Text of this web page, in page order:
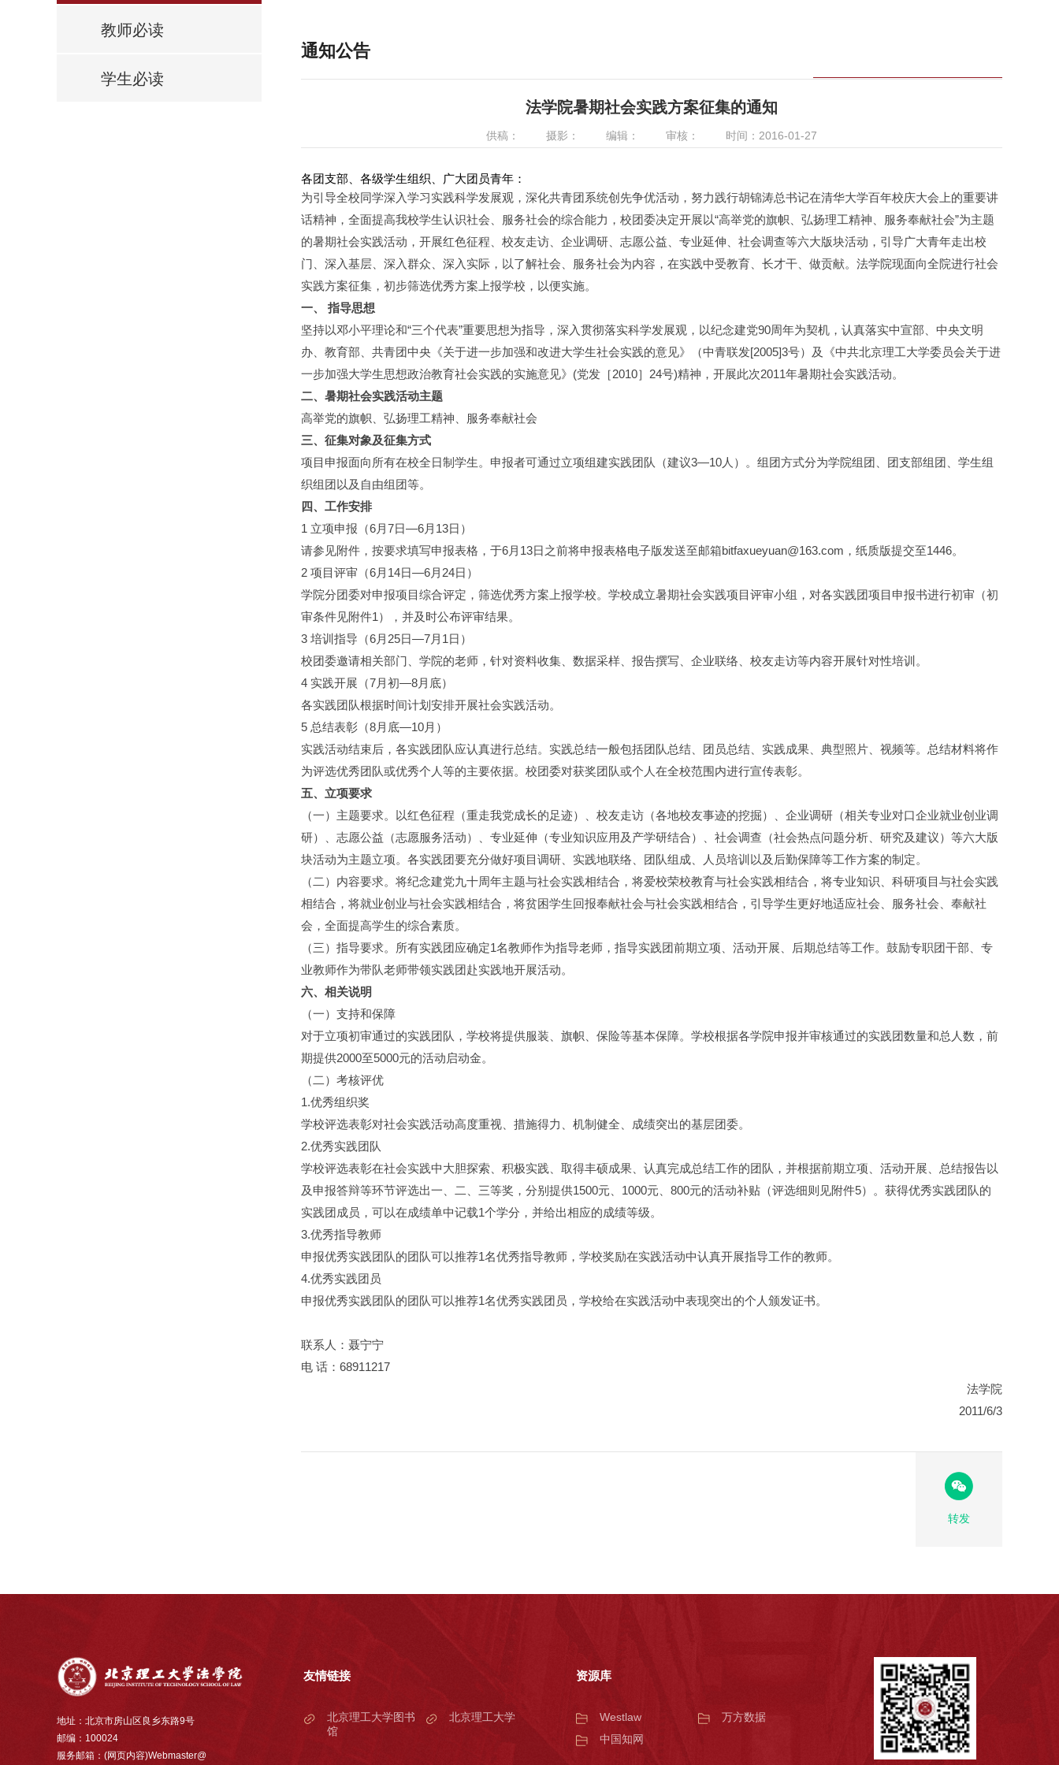
教师必读
学生必读
通知公告
法学院暑期社会实践方案征集的通知
供稿： 摄影： 编辑： 审核： 时间：2016-01-27
各团支部、各级学生组织、广大团员青年：
为引导全校同学深入学习实践科学发展观，深化共青团系统创先争优活动，努力践行胡锦涛总书记在清华大学百年校庆大会上的重要讲
话精神，全面提高我校学生认识社会、服务社会的综合能力，校团委决定开展以“高举党的旗帜、弘扬理工精神、服务奉献社会”为主题
的暑期社会实践活动，开展红色征程、校友走访、企业调研、志愿公益、专业延伸、社会调查等六大版块活动，引导广大青年走出校
门、深入基层、深入群众、深入实际，以了解社会、服务社会为内容，在实践中受教育、长才干、做贡献。法学院现面向全院进行社会
实践方案征集，初步筛选优秀方案上报学校，以便实施。
一、 指导思想
坚持以邓小平理论和“三个代表”重要思想为指导，深入贯彻落实科学发展观，以纪念建党90周年为契机，认真落实中宣部、中央文明
办、教育部、共青团中央《关于进一步加强和改进大学生社会实践的意见》（中青联发[2005]3号）及《中共北京理工大学委员会关于进
一步加强大学生思想政治教育社会实践的实施意见》(党发［2010］24号)精神，开展此次2011年暑期社会实践活动。
二、暑期社会实践活动主题
高举党的旗帜、弘扬理工精神、服务奉献社会
三、征集对象及征集方式
项目申报面向所有在校全日制学生。申报者可通过立项组建实践团队（建议3—10人）。组团方式分为学院组团、团支部组团、学生组
织组团以及自由组团等。
四、工作安排
1 立项申报（6月7日—6月13日）
请参见附件，按要求填写申报表格，于6月13日之前将申报表格电子版发送至邮箱bitfaxueyuan@163.com，纸质版提交至1446。
2 项目评审（6月14日—6月24日）
学院分团委对申报项目综合评定，筛选优秀方案上报学校。学校成立暑期社会实践项目评审小组，对各实践团项目申报书进行初审（初
审条件见附件1），并及时公布评审结果。
3 培训指导（6月25日—7月1日）
校团委邀请相关部门、学院的老师，针对资料收集、数据采样、报告撰写、企业联络、校友走访等内容开展针对性培训。
4 实践开展（7月初—8月底）
各实践团队根据时间计划安排开展社会实践活动。
5 总结表彰（8月底—10月）
实践活动结束后，各实践团队应认真进行总结。实践总结一般包括团队总结、团员总结、实践成果、典型照片、视频等。总结材料将作
为评选优秀团队或优秀个人等的主要依据。校团委对获奖团队或个人在全校范围内进行宣传表彰。
五、立项要求
（一）主题要求。以红色征程（重走我党成长的足迹）、校友走访（各地校友事迹的挖掘）、企业调研（相关专业对口企业就业创业调
研）、志愿公益（志愿服务活动）、专业延伸（专业知识应用及产学研结合）、社会调查（社会热点问题分析、研究及建议）等六大版
块活动为主题立项。各实践团要充分做好项目调研、实践地联络、团队组成、人员培训以及后勤保障等工作方案的制定。
（二）内容要求。将纪念建党九十周年主题与社会实践相结合，将爱校荣校教育与社会实践相结合，将专业知识、科研项目与社会实践
相结合，将就业创业与社会实践相结合，将贫困学生回报奉献社会与社会实践相结合，引导学生更好地适应社会、服务社会、奉献社
会，全面提高学生的综合素质。
（三）指导要求。所有实践团应确定1名教师作为指导老师，指导实践团前期立项、活动开展、后期总结等工作。鼓励专职团干部、专
业教师作为带队老师带领实践团赴实践地开展活动。
六、相关说明
（一）支持和保障
对于立项初审通过的实践团队，学校将提供服装、旗帜、保险等基本保障。学校根据各学院申报并审核通过的实践团数量和总人数，前
期提供2000至5000元的活动启动金。
（二）考核评优
1.优秀组织奖
学校评选表彰对社会实践活动高度重视、措施得力、机制健全、成绩突出的基层团委。
2.优秀实践团队
学校评选表彰在社会实践中大胆探索、积极实践、取得丰硕成果、认真完成总结工作的团队，并根据前期立项、活动开展、总结报告以
及申报答辩等环节评选出一、二、三等奖，分别提供1500元、1000元、800元的活动补贴（评选细则见附件5）。获得优秀实践团队的
实践团成员，可以在成绩单中记载1个学分，并给出相应的成绩等级。
3.优秀指导教师
申报优秀实践团队的团队可以推荐1名优秀指导教师，学校奖励在实践活动中认真开展指导工作的教师。
4.优秀实践团员
申报优秀实践团队的团队可以推荐1名优秀实践团员，学校给在实践活动中表现突出的个人颁发证书。
联系人：聂宁宁
电 话：68911217
法学院
2011/6/3
转发
地址：北京市房山区良乡东路9号
邮编：100024
服务邮箱：(网页内容)Webmaster@
友情链接
北京理工大学图书
馆
北京理工大学
资源库
Westlaw
万方数据
中国知网